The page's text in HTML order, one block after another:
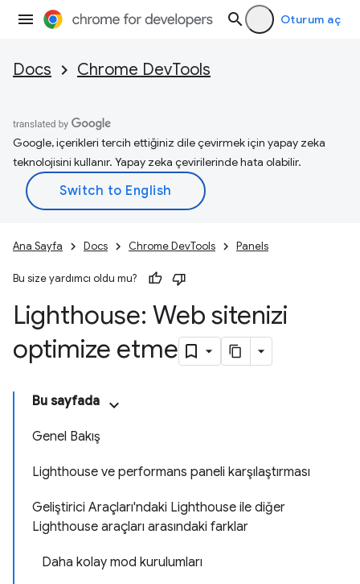
Oturum aç
Docs Chrome DevTools
Google, içerikleri tercih ettiğiniz dile çevirmek için yapay zeka
teknolojisini kullanır. Yapay zeka çevirilerinde hata olabilir.
Ana Sayfa Docs Chrome DevTools Panels
Bu size yardımcı oldu mu?
Lighthouse: Web sitenizi
optimize etme
Bu sayfada
Genel Bakış
Lighthouse ve performans paneli karşılaştırması
Geliştirici Araçları'ndaki Lighthouse ile diğer
Lighthouse araçları arasındaki farklar
Daha kolay mod kurulumları